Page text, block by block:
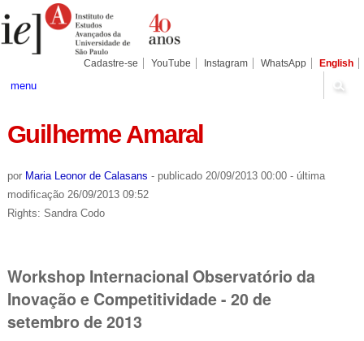
para
conteúdo.
Pessoais
Cadastre-se YouTube Instagram WhatsApp English
menu
Guilherme Amaral
por Maria Leonor de Calasans - publicado20/09/2013 00:00 - última
modificação26/09/2013 09:52
Rights: Sandra Codo
Workshop Internacional Observatório da
Inovação e Competitividade - 20 de
setembro de 2013